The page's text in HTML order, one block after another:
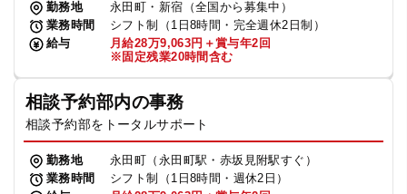
勤務地
永田町・新宿（全国から募集中）
業務時間
シフト制（1日8時間・完全週休2日制）
給与
月給28万9,063円＋賞与年2回
※固定残業20時間含む
相談予約部内の事務
相談予約部をトータルサポート
勤務地
永田町（永田町駅・赤坂見附駅すぐ）
業務時間
シフト制（1日8時間・週休2日）